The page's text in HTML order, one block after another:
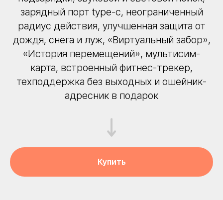
зарядный порт type-c, неограниченный
радиус действия, улучшенная защита от
дождя, снега и луж, «Виртуальный забор»,
«История перемещений», мультисим-
карта, встроенный фитнес-трекер,
техподдержка без выходных и ошейник-
адресник в подарок
Купить